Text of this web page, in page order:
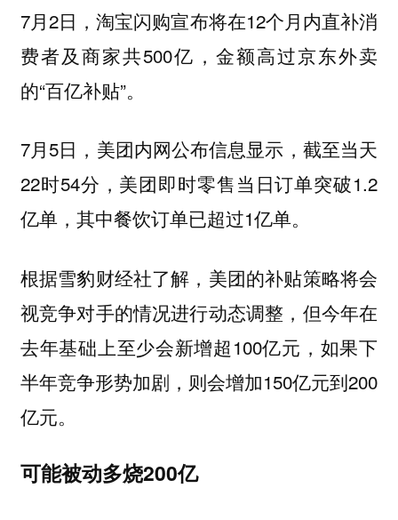
7月2日，淘宝闪购宣布将在12个月内直补消
费者及商家共500亿，金额高过京东外卖
的“百亿补贴”。
7月5日，美团内网公布信息显示，截至当天
22时54分，美团即时零售当日订单突破1.2
亿单，其中餐饮订单已超过1亿单。
根据雪豹财经社了解，美团的补贴策略将会
视竞争对手的情况进行动态调整，但今年在
去年基础上至少会新增超100亿元，如果下
半年竞争形势加剧，则会增加150亿元到200
亿元。
可能被动多烧200亿